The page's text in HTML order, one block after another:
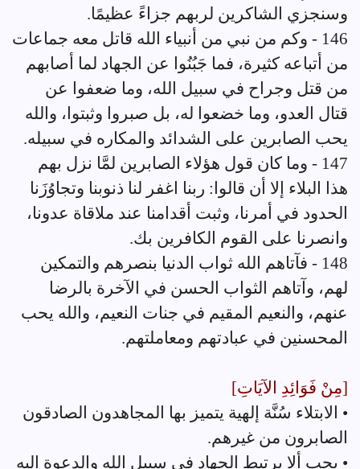
وسنجزي الشاكرين لربهم جزاءً عظيمًا.
146 - وكم من نبي من أنبياء الله قاتل معه جماعات
من أتباعه كثيرة، فما جَبُنُوا عن الجهاد لما أصابهم
من قتل وجراح في سبيل الله، وما ضعفوا عن
قتال العدو، وما خضعوا له، بل صبروا وثبتوا، والله
يحب الصابرين على الشدائد والمكاره في سبيله.
147 - وما كان قول هؤلاء الصابرين لمَّا نزل بهم
هذا البلاء إلا أن قالوا: ربنا اغفر لنا ذنوبنا وتجاوُزَنا
الحدود في أمرنا، وثبت أقدامنا عند ملاقاة عدونا،
وانصرنا على القوم الكافرين بك.
148 - فآتاهم الله ثواب الدنيا بنصرهم والتمكين
لهم، وآتاهم الثواب الحسن في الآخرة بالرضا
عنهم، والنعيم المقيم في جنات النعيم، والله يحب
المحسنين في عبادتهم ومعاملتهم.
[مِنْ فَوَائِدِ الآيَاتِ]
• الابتلاء سُنَّة إلهية يتميز بها المجاهدون الصادقون
الصابرون من غيرهم.
• يجب ألا يرتبط الجهاد في سبيل الله والدعوة إليه